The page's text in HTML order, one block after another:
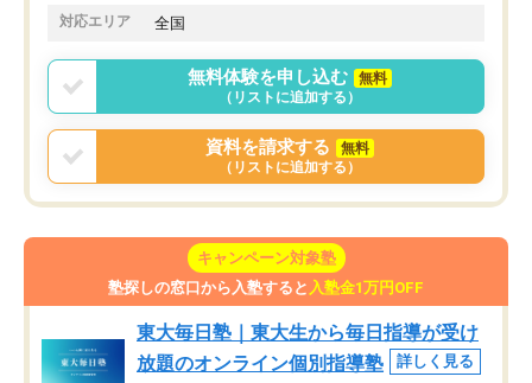
対応エリア 全国
無料体験を申し込む
無料
（リストに追加する）
資料を請求する
無料
（リストに追加する）
キャンペーン対象塾
塾探しの窓口から入塾すると 入塾金1万円OFF
東大毎日塾｜東大生から毎日指導が受け
放題のオンライン個別指導塾
詳しく見る